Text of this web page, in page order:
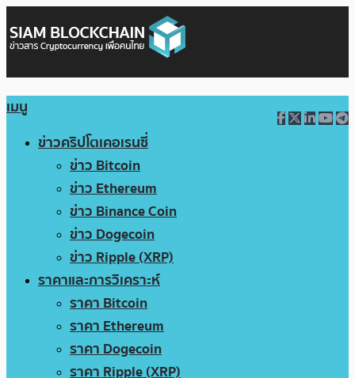
เมนู
ข่าวคริปโตเคอเรนซี่
ข่าว Bitcoin
ข่าว Ethereum
ข่าว Binance Coin
ข่าว Dogecoin
ข่าว Ripple (XRP)
ราคาและการวิเคราะห์
ราคา Bitcoin
ราคา Ethereum
ราคา Dogecoin
ราคา Ripple (XRP)